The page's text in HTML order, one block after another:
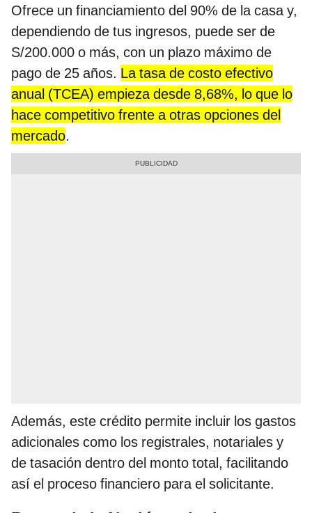
Ofrece un financiamiento del 90% de la casa y,
dependiendo de tus ingresos, puede ser de
S/200.000 o más, con un plazo máximo de
pago de 25 años. La tasa de costo efectivo
anual (TCEA) empieza desde 8,68%, lo que lo
hace competitivo frente a otras opciones del
mercado.
Además, este crédito permite incluir los gastos
adicionales como los registrales, notariales y
de tasación dentro del monto total, facilitando
así el proceso financiero para el solicitante.